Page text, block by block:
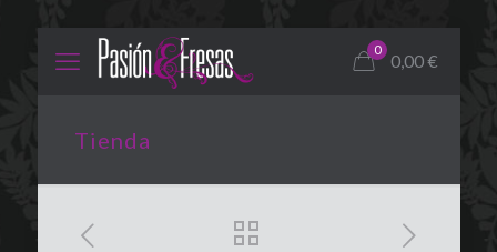
0
0,00€
Tienda